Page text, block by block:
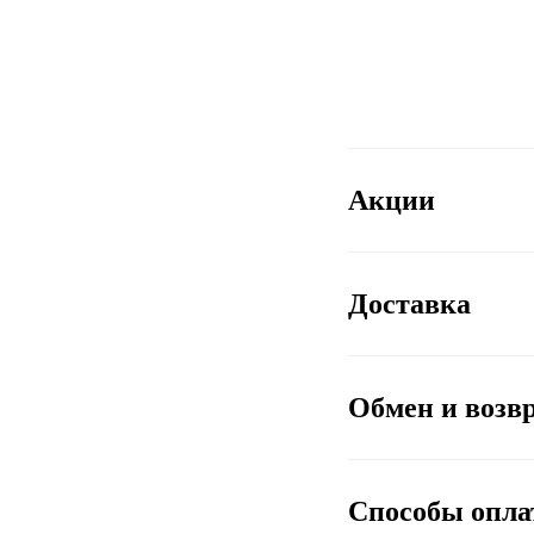
Акции
Доставка
Обмен и
Способы